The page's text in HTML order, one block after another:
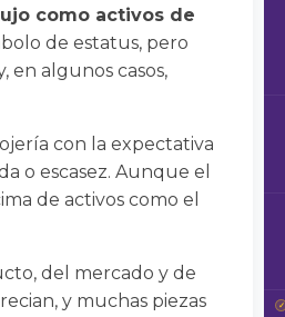
como activos de
de estatus, pero
en algunos casos,
con la expectativa
o escasez. Aunque el
de activos como el
del mercado y de
y muchas piezas
✓